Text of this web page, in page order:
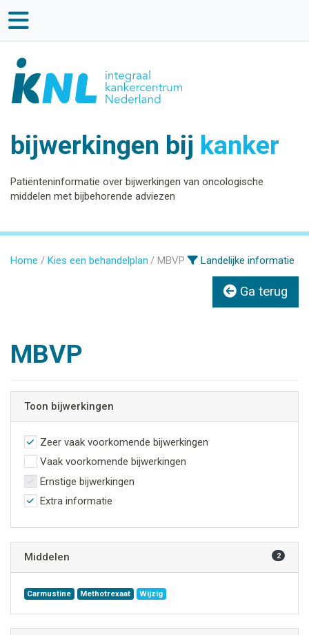
bijwerkingen bij kanker
Patiënteninformatie over bijwerkingen van oncologische
middelen met bijbehorende adviezen
Home Kies een behandelplan MBVP Landelijke informatie
Ga terug
MBVP
Toon bijwerkingen
Zeer vaak voorkomende bijwerkingen
Vaak voorkomende bijwerkingen
Ernstige bijwerkingen
Extra informatie
Middelen 2
Carmustine Methotrexaat Wijzig